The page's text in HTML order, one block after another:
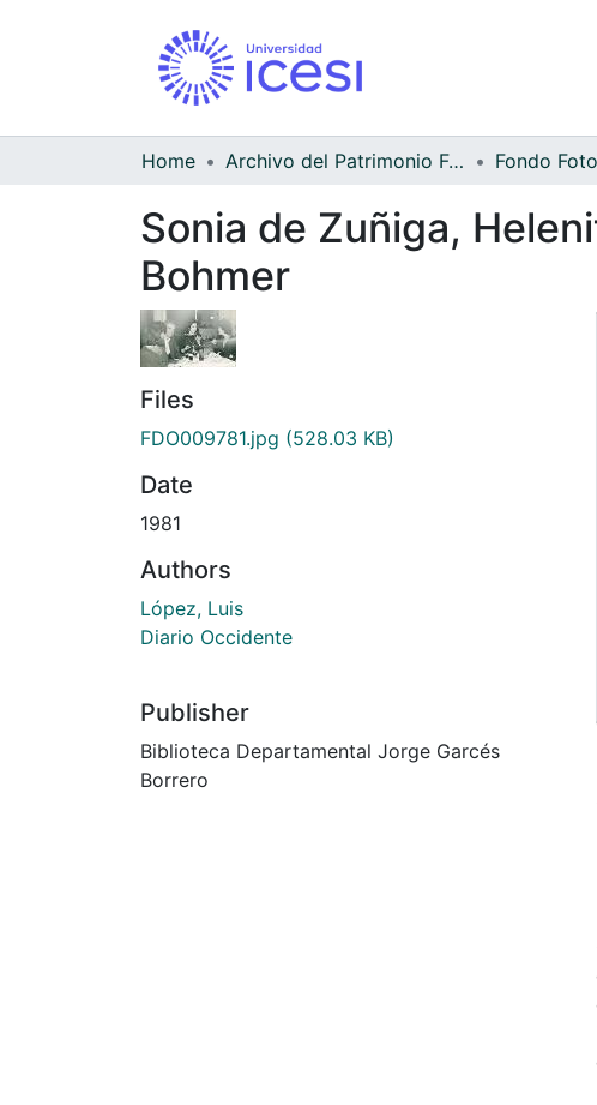
Home Archivo del Patrimonio Fotográfico y Fílmico del Valle del Cauca
Sonia de Zuñiga,
Bohmer
Files
FDO009781.jpg (528.03 KB)
Date
1981
Authors
López, Luis
Diario Occidente
Publisher
Biblioteca Departamental Jorge Garcés
Borrero